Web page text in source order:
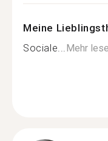
Meine
Sociale...Mehr